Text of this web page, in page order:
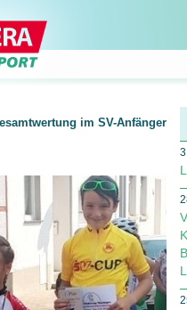
im SV-Anfänger